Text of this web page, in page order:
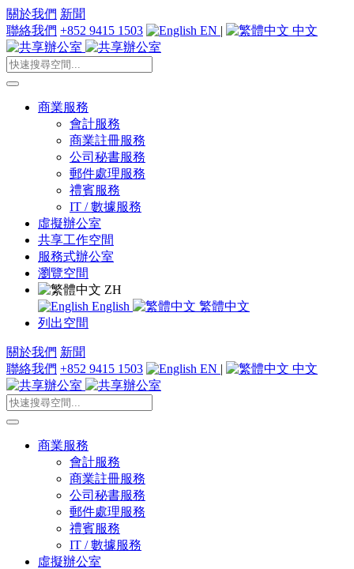
關於我們 新聞
聯絡我們 +852 9415 1503 EN | 中文
商業服務
會計服務
商業註冊服務
公司秘書服務
郵件處理服務
禮賓服務
IT / 數據服務
虛擬辦公室
共享工作空間
服務式辦公室
瀏覽空間
ZH
English
繁體中文
列出空間
關於我們 新聞
聯絡我們 +852 9415 1503 EN | 中文
商業服務
會計服務
商業註冊服務
公司秘書服務
郵件處理服務
禮賓服務
IT / 數據服務
虛擬辦公室